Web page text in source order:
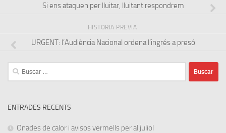
Si ens ataquen per lluitar, lluitant respondrem
HISTORIA PREVIA
URGENT: l’Audiència Nacional ordena l’ingrés a presó
Buscar:
ENTRADES RECENTS
Onades de calor i avisos vermells per al juliol